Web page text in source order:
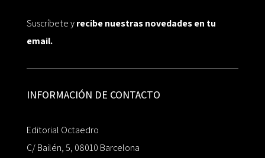
Suscríbete yrecibe nuestras novedades en tu
email.
INFORMACIÓN DE CONTACTO
Editorial Octaedro
C/ Bailén, 5, 08010 Barcelona